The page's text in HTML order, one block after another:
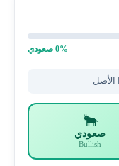
0% صعودي
الأصل
🐂
صعودي
Bullish